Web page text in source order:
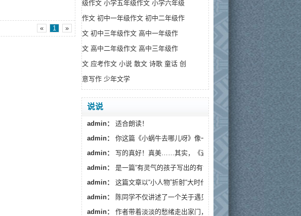
« 1 »
级作文 小学五年级作文 小学六年级
作文 初中一年级作文 初中二年级作
文 初中三年级作文 高中一年级作
文 高中二年级作文 高中三年级作
文 应考作文 小说 散文 诗歌 童话 创
意写作 少年文学
说说
admin：
适合朗读！
admin：
你这篇《小蜗牛去哪儿呀》像一阵温柔的春风，读...
admin：
写的真好！真美……其实，《遇见》藏着一个更深的...
admin：
是一篇“有灵气的孩子写出的有温度的文章”。
admin：
这篇文章以“小人物”折射“大时代”，通过生活化...
admin：
陈同学不仅讲述了一个关于遇见流浪狗的故事...
admin：
作者带着淡淡的愁绪走出家门，趁着月色出来散...